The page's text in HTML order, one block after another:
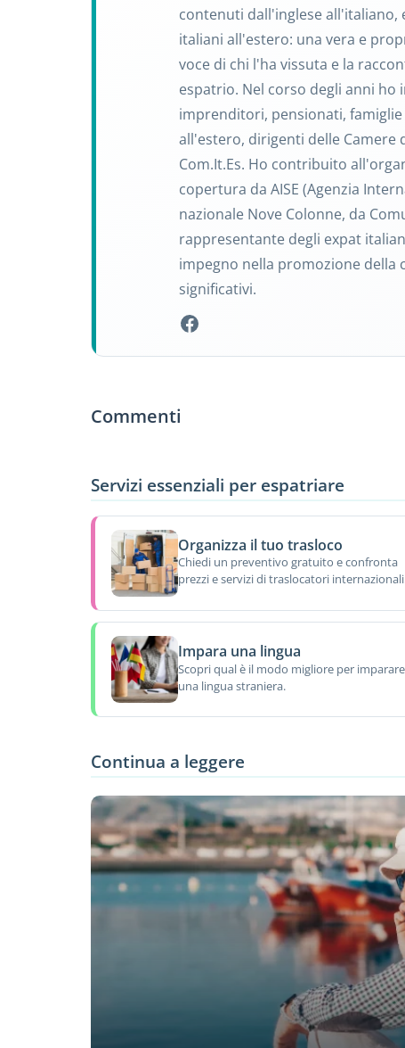
contenuti dall'inglese all'italiano,
italiani all'estero: una vera e
voce di chi l'ha vissuta e la
espatrio. Nel corso degli anni
imprenditori, pensionati,
all'estero, dirigenti delle Camere
Com.It.Es. Ho contribuito
copertura da AISE (Agenzia
nazionale Nove Colonne, da
rappresentante degli expat
impegno nella promozione della
significativi.
Commenti
Servizi essenziali per espatriare
Organizza il tuo trasloco
Chiedi un preventivo gratuito e confronta
prezzi e servizi di traslocatori
Impara una lingua
Scopri qual è il modo migliore per imparare
una lingua straniera.
Continua a leggere